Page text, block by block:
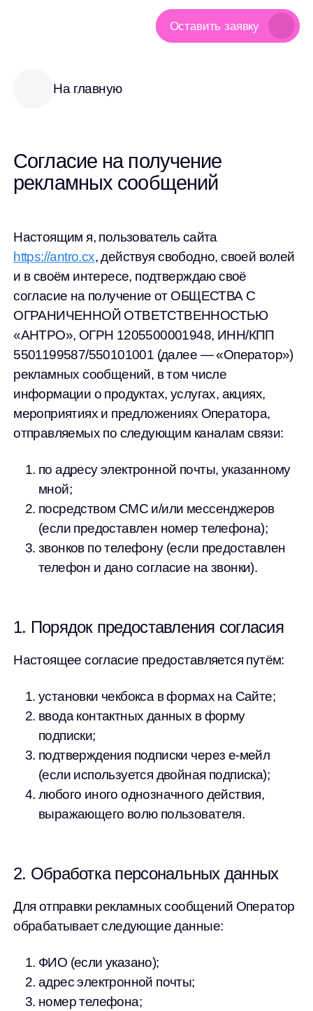
Оставить заявку
На главную
Согласие на получение
рекламных сообщений
Настоящим я, пользователь сайта
https://antro.cx, действуя свободно, своей волей
и в своём интересе, подтверждаю своё
согласие на получение от ОБЩЕСТВА С
ОГРАНИЧЕННОЙ ОТВЕТСТВЕННОСТЬЮ
«АНТРО», ОГРН 1205500001948, ИНН/КПП
5501199587/550101001 (далее — «Оператор»)
рекламных сообщений, в том числе
информации о продуктах, услугах, акциях,
мероприятиях и предложениях Оператора,
отправляемых по следующим каналам связи:
по адресу электронной почты, указанному
мной;
посредством СМС и/или мессенджеров
(если предоставлен номер телефона);
звонков по телефону (если предоставлен
телефон и дано согласие на звонки).
1. Порядок предоставления согласия
Настоящее согласие предоставляется путём:
установки чекбокса в формах на Сайте;
ввода контактных данных в форму
подписки;
подтверждения подписки через е-мейл
(если используется двойная подписка);
любого иного однозначного действия,
выражающего волю пользователя.
2. Обработка персональных данных
Для отправки рекламных сообщений Оператор
обрабатывает следующие данные:
ФИО (если указано);
адрес электронной почты;
номер телефона;